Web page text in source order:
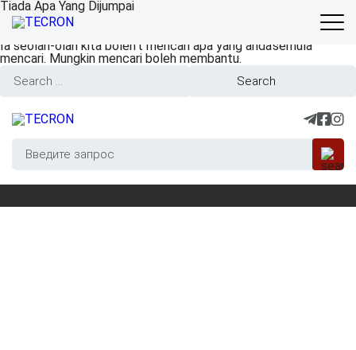
Tiada Apa Yang Dijumpai
Ia seolah-olah kita boleh’t mencari apa yang anda’semula
mencari. Mungkin mencari boleh membantu.
Search